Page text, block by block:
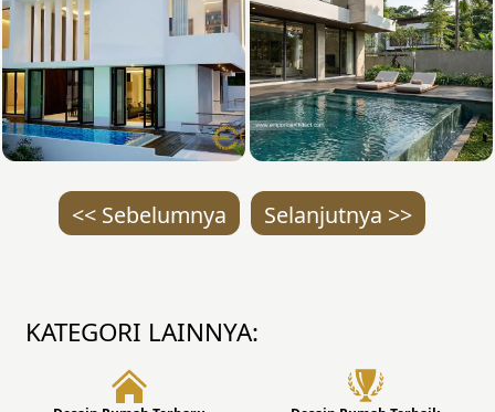
<< Sebelumnya Selanjutnya >>
KATEGORI LAINNYA: